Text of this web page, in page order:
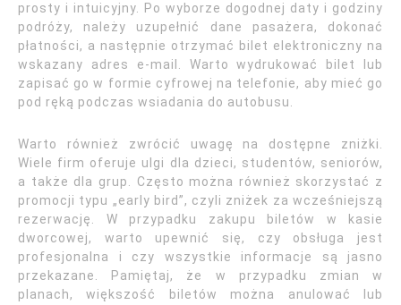
prosty i intuicyjny. Po wyborze dogodnej daty i godziny
podróży, należy uzupełnić dane pasażera, dokonać
płatności, a następnie otrzymać bilet elektroniczny na
wskazany adres e-mail. Warto wydrukować bilet lub
zapisać go w formie cyfrowej na telefonie, aby mieć go
pod ręką podczas wsiadania do autobusu.
Warto również zwrócić uwagę na dostępne zniżki.
Wiele firm oferuje ulgi dla dzieci, studentów, seniorów,
a także dla grup. Często można również skorzystać z
promocji typu „early bird”, czyli zniżek za wcześniejszą
rezerwację. W przypadku zakupu biletów w kasie
dworcowej, warto upewnić się, czy obsługa jest
profesjonalna i czy wszystkie informacje są jasno
przekazane. Pamiętaj, że w przypadku zmian w
planach, większość biletów można anulować lub